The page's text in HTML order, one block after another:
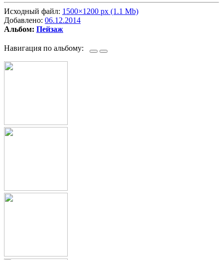
Исходный файл: 1500×1200 px (1.1 Mb)
Добавлено: 06.12.2014
Альбом: Пейзаж
Навигация по альбому: